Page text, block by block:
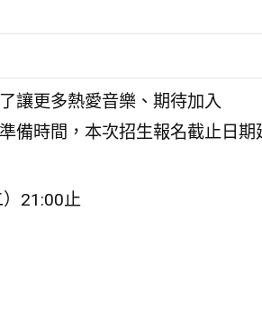
讓更多熱愛音樂、期待加入
備時間，本次招生報名截止日期
21:00止